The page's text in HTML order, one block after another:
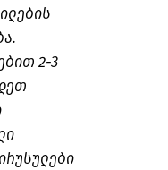
2-3